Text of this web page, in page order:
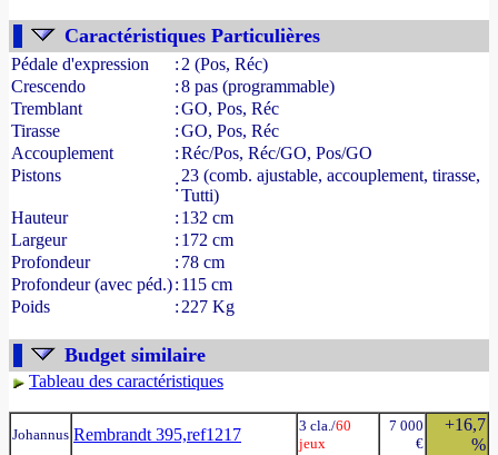
Caractéristiques Particulières
Pédale d'expression : 2 (Pos, Réc)
Crescendo
:8 pas (programmable)
Tremblant
:GO, Pos, Réc
Tirasse
:GO, Pos, Réc
Accouplement
:Réc/Pos, Réc/GO, Pos/GO
Pistons
:
23 (comb. ajustable, accouplement, tirasse,
Tutti)
Hauteur
: 132 cm
Largeur
: 172 cm
Profondeur
: 78 cm
Profondeur (avec péd.): 115 cm
Poids
: 227 Kg
Budget similaire
Tableau des caractéristiques
Johannus Rembrandt 395,ref1217 3 cla./60
jeux
7 000
€
+16,7
%